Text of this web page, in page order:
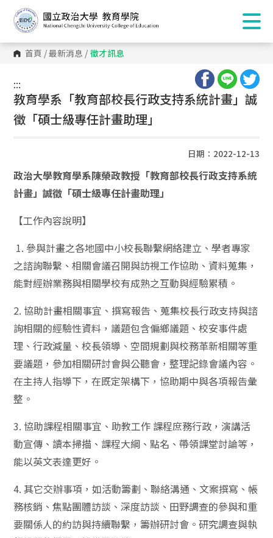
首頁 /最新消息 / 徵才訊息
:::
:::
教育學系「教育部校長行政支持系統計畫」誠
徵「碩士級專任計畫助理」
日期：2022-12-13
政治大學教育學系陳榮政教授「教育部校長行政支持系統
計畫」誠徵「碩士級專任計畫助理」
【工作內容說明】
1. 參與計畫之各地國中小校長聯繫網絡建立、學者專家
之諮詢聯繫、相關會議召開與訪視工作協助、資料蒐集，
能對經辦業務與相關學校有成熟之互動與經驗累積。
2. 協助計畫相關事宜、撰寫報告、蒐集校長行政支持與諮
詢相關的經驗性資料，議題包含偏鄉議題、校安事件處
理、行政減量、校長領導、空間規劃與校務革新相關等重
要議題，參加相關研討會與公聽會，整理記錄會議內容。
在主持人指導下，在既定架構下，協助期中與各項報告彙
整。
3. 協助課程相關事宜、助教工作 課程庶務行政，演講活
動宣傳、讀本掃描、課程大綱、點名、帶領課堂討論等，
能以英文表達更好。
4. 其它交辦事項，如活動籌劃、聯絡溝通、文案撰寫、帳
務核銷、焦點團體訪談、深度訪談、田野調查的參與和重
要關係人的約訪與持續聯繫，籌辦研討會。研究調查與執